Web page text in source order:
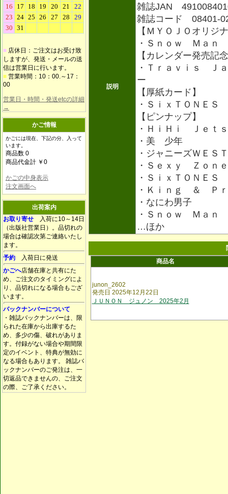
■ 店休日：ご注文はお受け致
しますが、発送・メールの送
信は営業日に行います。
■ 営業時間：10：00.～17：
00
営業日・時間・発送etcの詳細
→
かご情報
かごには現在、下記の分、入って
います。
商品数 0
商品代金計 ￥0
かごの中身表示
注文画面へ
出荷案内
お取り寄せ 入荷に10～14日
（出版社営業日）。品切れの
場合は確認次第ご連絡いたし
ます。
予約 入荷日に発送
かごへ店舗在庫と共有にた
め、ご注文のタイミングによ
り、品切れになる場合もござ
います。
バックナンバーについて
・雑誌バックナンバーは、限
られた在庫から出庫するた
め、多少の傷、破れがありま
す。付録がない場合や期間限
定のイベント、特典が無効に
なる場合もあります。 雑誌バ
ックナンバーのご発注は、一
切返品できませんの、ご注文
の際、ご了承ください。
説明
雑誌JAN
雑誌コード
【ＭＹＯＪＯオリジ
・Ｓｎｏｗ Ｍａ
【カレンダー発売記
・Ｔｒａｖｉｓ
ー
【厚紙カード】
・ＳｉｘＴＯＮＥＳ
【ピンナップ】
・ＨｉＨｉ Ｊｅｔｓ
・美 少年
・ジャニーズＷＥＳＴ
・Ｓｅｘｙ Ｚｏｎｅ
・ＳｉｘＴＯＮＥＳ
・Ｋｉｎｇ ＆ Ｐｒ
・なにわ男子
・Ｓｎｏｗ Ｍａｎ
…ほか
商品名
junon_2602
発売日 2025年12月22日
ＪＵＮＯＮ ジュノン 2025年2月